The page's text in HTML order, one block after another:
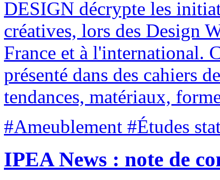
DESIGN décrypte les
créatives, lors des Design
France et à l'international.
présenté dans des cahiers
tendances, matériaux,
#Ameublement #Études
IPEA News : note de